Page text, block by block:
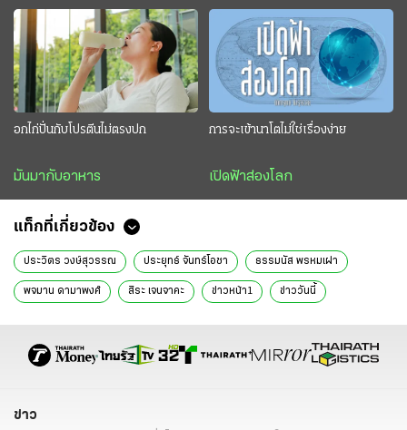
อกไก่ปั่นกับโปรตีนไม่ตรงปก
มันมากับอาหาร
การจะเข้านาโตไม่ใช่เรื่องง่าย
เปิดฟ้าส่องโลก
แท็กที่เกี่ยวข้อง
ประวิตร วงษ์สุวรรณ ประยุทธ์ จันทร์โอชา ธรรมนัส พรหมเผ่า
พจมาน ดามาพงศ์ สิระ เจนจาคะ ข่าวหน้า1 ข่าววันนี้
ข่าว